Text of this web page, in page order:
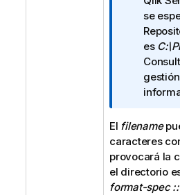
t
a
i
n
f
o
m
a
t
i
v
se
es
El filename
caracteres
provocará la
el directorio
format-spec